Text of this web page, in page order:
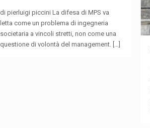
di pierluigi piccini La difesa di MPS va
letta come un problema di ingegneria
societaria a vincoli stretti, non come una
questione di volontà del management. […]